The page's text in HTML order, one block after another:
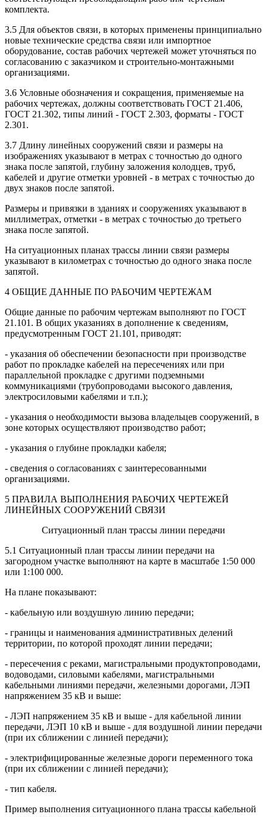
комплекта.
3.5 Для объектов связи, в которых применены принципиально
новые технические средства связи или импортное
оборудование, состав рабочих чертежей может уточняться по
согласованию с заказчиком и строительно-монтажными
организациями.
3.6 Условные обозначения и сокращения, применяемые на
рабочих чертежах, должны соответствовать ГОСТ 21.406,
ГОСТ 21.302, типы линий - ГОСТ 2.303, форматы - ГОСТ
2.301.
3.7 Длину линейных сооружений связи и размеры на
изображениях указывают в метрах с точностью до одного
знака после запятой, глубину заложения колодцев, труб,
кабелей и другие отметки уровней - в метрах с точностью до
двух знаков после запятой.
Размеры и привязки в зданиях и сооружениях указывают в
миллиметрах, отметки - в метрах с точностью до третьего
знака после запятой.
На ситуационных планах трассы линии связи размеры
указывают в километрах с точностью до одного знака после
запятой.
4 ОБЩИЕ ДАННЫЕ ПО РАБОЧИМ ЧЕРТЕЖАМ
Общие данные по рабочим чертежам выполняют по ГОСТ
21.101. В общих указаниях в дополнение к сведениям,
предусмотренным ГОСТ 21.101, приводят:
- указания об обеспечении безопасности при производстве
работ по прокладке кабелей на пересечениях или при
параллельной прокладке с другими подземными
коммуникациями (трубопроводами высокого давления,
электросиловыми кабелями и т.п.);
- указания о необходимости вызова владельцев сооружений, в
зоне которых осуществляют производство работ;
- указания о глубине прокладки кабеля;
- сведения о согласованиях с заинтересованными
организациями.
5 ПРАВИЛА ВЫПОЛНЕНИЯ РАБОЧИХ ЧЕРТЕЖЕЙ
ЛИНЕЙНЫХ СООРУЖЕНИЙ СВЯЗИ
Ситуационный план трассы линии передачи
5.1 Ситуационный план трассы линии передачи на
загородном участке выполняют на карте в масштабе 1:50 000
или 1:100 000.
На плане показывают:
- кабельную или воздушную линию передачи;
- границы и наименования административных делений
территории, по которой проходят линии передачи;
- пересечения с реками, магистральными продуктопроводами,
водоводами, силовыми кабелями, магистральными
кабельными линиями передачи, железными дорогами, ЛЭП
напряжением 35 кВ и выше:
- ЛЭП напряжением 35 кВ и выше - для кабельной линии
передачи, ЛЭП 10 кВ и выше - для воздушной линии передачи
(при их сближении с линией передачи);
- электрифицированные железные дороги переменного тока
(при их сближении с линией передачи);
- тип кабеля.
Пример выполнения ситуационного плана трассы кабельной